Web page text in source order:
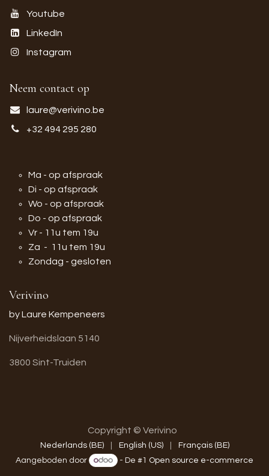
Youtube
LinkedIn
Instagram
Neem contact op
laure@verivino.be
+32 494 295 280
Ma - op afspraak
Di - op afspraak
Wo - op afspraak
Do - op afspraak
Vr - 11u tem 19u
Za - 11u tem 19u
Zondag - gesloten
Verivino
by Laure Kempeneers
Nijverheidslaan 5140
3800 Sint-Truiden
Copyright © Verivino
Nederlands (BE) English (US)
Français (BE)
Aangeboden door
- De #1 Open source e-commerce